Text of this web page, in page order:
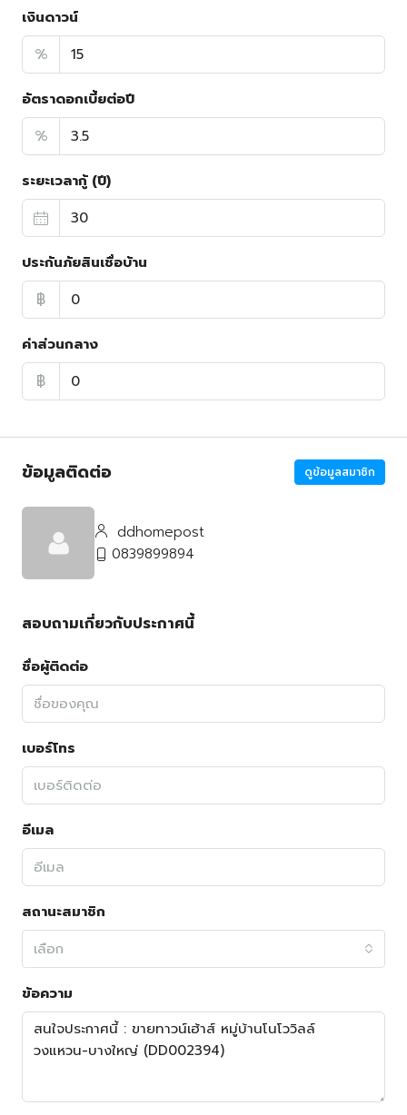
เงินดาวน์
%
อัตราดอกเบี้ยต่อปี
%
ระยะเวลากู้ (ปี)
ประกันภัยสินเชื่อบ้าน
฿
ค่าส่วนกลาง
฿
ข้อมูลติดต่อ ดูข้อมูลสมาชิก
ddhomepost
0839899894
สอบถามเกี่ยวกับประกาศนี้
ชื่อผู้ติดต่อ
เบอร์โทร
อีเมล
สถานะสมาชิก
เลือก
ข้อความ